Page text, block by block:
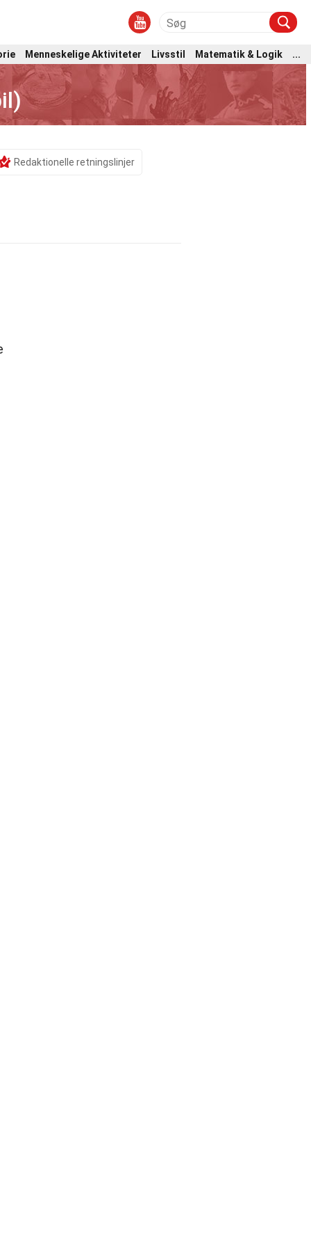
Menneskelige Aktiviteter Livsstil Matematik & Logik ...
Redaktionelle retningslinjer